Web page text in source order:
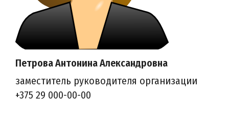
Петрова Антонина Александровна
заместитель руководителя организации
+375 29 000-00-00